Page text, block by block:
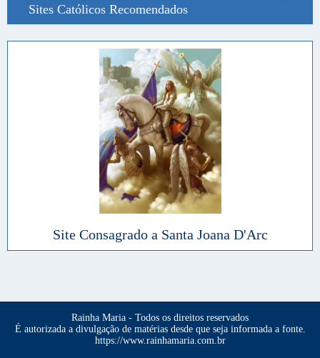
Sites Católicos Recomendados
Site Consagrado a Santa Joana D'Arc
Rainha Maria - Todos os direitos reservados
É autorizada a divulgação de matérias desde que seja informada a fonte.
https://www.rainhamaria.com.br